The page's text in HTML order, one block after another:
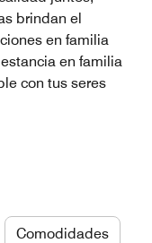
brindan el
en familia
en familia
con tus seres
Comodidades